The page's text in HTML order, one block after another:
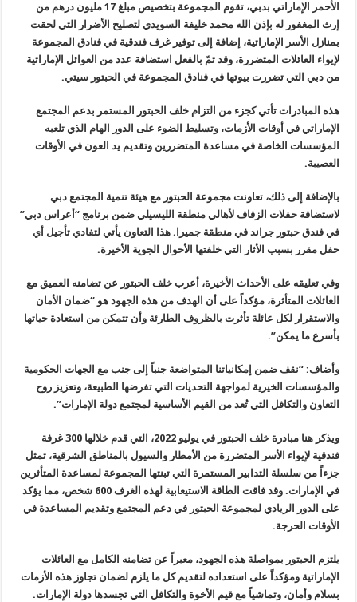
الأحمر الإماراتي بدبي، تقوم المجموعة بتخصيص مبلغ 17 مليون درهم من
إرث المغفور له بإذن الله محمد خليفة السويدي لتصليح الأضرار التي لحقت
بمنازل الأسر الإماراتية، إضافة إلى توفير غرف فندقية في فنادق المجموعة
لإيواء العائلات المتضررة، وقد تمّ بالفعل استضافة عدد من العوائل الإماراتية
من دبي التي تضررت بيوتها في فنادق المجموعة في الحبتور سيتي.
هذه المبادرات تأتي كجزء من التزام خلف الحبتور المستمر بدعم المجتمع
الإماراتي في أوقات الأزمات، وتسليط الضوء على الدور الهام الذي تلعبه
المؤسسات الخاصة في مساعدة المتضررين وتقديم يد العون في الأوقات
العصيبة.
بالإضافة إلى ذلك، تعاونت مجموعة الحبتور مع هيئة تنمية المجتمع دبي
لاستضافة حفلات الزفاف لأهالي منطقة الليسيلي ضمن برنامج “أعراس دبي”
في فندق حبتور جراند في منطقة جميرا. هذا التعاون يأتي لتفادي تأجيل أي
حفل مقرر بسبب الأثار التي خلفتها الأحوال الجوية الأخيرة.
وفي تعليقه على الأحداث الأخيرة، أعرب خلف الحبتور عن تضامنه العميق مع
العائلات المتأثرة، مؤكداً على أن الهدف من هذه الجهود هو “ضمان الأمان
والاستقرار لكل عائلة تأثرت بالظروف الطارئة وأن تتمكن من استعادة حياتها
بأسرع ما يمكن”.
وأضاف: “نقف ضمن إمكانياتنا المتواضعة جنباً إلى جنب مع الجهات الحكومية
والمؤسسات الخيرية لمواجهة التحديات التي تفرضها الطبيعة، وتعزيز روح
التعاون والتكافل التي تُعد من القيم الأساسية لمجتمع دولة الإمارات”.
ويذكر هنا مبادرة خلف الحبتور في يوليو 2022، التي قدم خلالها 300 غرفة
فندقية لإيواء الأسر المتضررة من الأمطار والسيول بالمناطق الشرقية، تمثل
جزءاً من سلسلة التدابير المستمرة التي تبنتها المجموعة لمساعدة المتأثرين
في الإمارات. وقد فاقت الطاقة الاستيعابية لهذه الغرف 600 شخص، مما يؤكد
على الدور الريادي لمجموعة الحبتور في دعم المجتمع وتقديم المساعدة في
الأوقات الحرجة.
يلتزم الحبتور بمواصلة هذه الجهود، معبراً عن تضامنه الكامل مع العائلات
الإماراتية ومؤكداً على استعداده لتقديم كل ما يلزم لضمان تجاوز هذه الأزمات
بسلام وأمان، وتماشياً مع قيم الأخوة والتكافل التي تجسدها دولة الإمارات.